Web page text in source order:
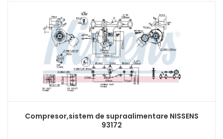
Compresor,sistem de supraalimentare NISSENS
93172